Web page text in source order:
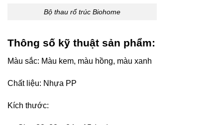
Bộ thau rổ trúc Biohome
Thông số kỹ thuật sản phẩm:
Màu sắc: Màu kem, màu hồng, màu xanh
Chất liệu: Nhựa PP
Kích thước: